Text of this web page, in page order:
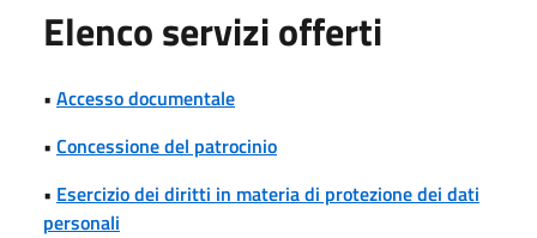
Elenco servizi offerti
• Accesso documentale
• Concessione del patrocinio
• Esercizio dei diritti in materia di protezione dei dati
personali